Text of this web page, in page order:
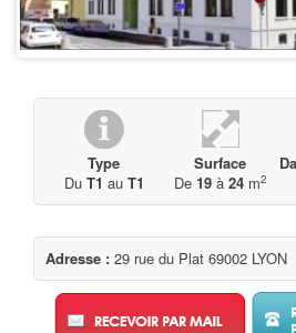
Type
Du T1 au T1
Surface
De 19 à 24 m2
Adresse : 29 rue du Plat 69002 LYON